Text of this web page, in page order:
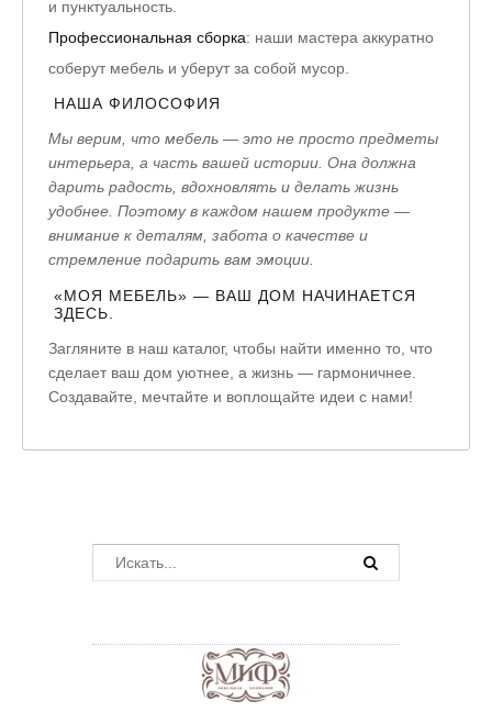
и пунктуальность.
Профессиональная сборка: наши мастера аккуратно
соберут мебель и уберут за собой мусор.
НАША ФИЛОСОФИЯ
Мы верим, что мебель — это не просто предметы
интерьера, а часть вашей истории. Она должна
дарить радость, вдохновлять и делать жизнь
удобнее. Поэтому в каждом нашем продукте —
внимание к деталям, забота о качестве и
стремление подарить вам эмоции.
«МОЯ МЕБЕЛЬ» — ВАШ ДОМ НАЧИНАЕТСЯ
ЗДЕСЬ.
Загляните в наш каталог, чтобы найти именно то, что
сделает ваш дом уютнее, а жизнь — гармоничнее.
Создавайте, мечтайте и воплощайте идеи с нами!